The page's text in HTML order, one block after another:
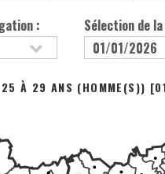
: Sélection de
25 À 29 ANS (HOMME(S))